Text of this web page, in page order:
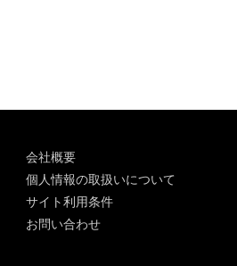
会社概要
個人情報の取扱いについて
サイト利用条件
お問い合わせ